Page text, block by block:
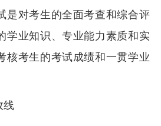
是对考生的全面考查和综合评
学业知识、专业能力素质和实
核考生的考试成绩和一贯学业
线